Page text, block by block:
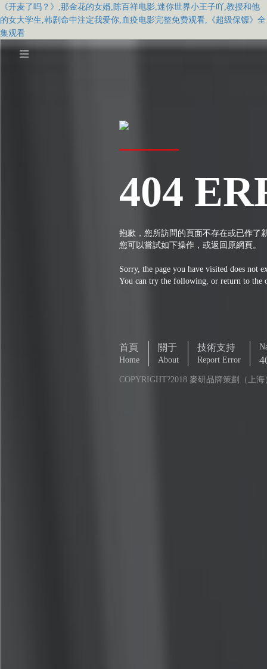
《开麦了吗？》,那金花的女婿,陈百祥电影,迷你世界小王子吖,教授和他
的女大学生,韩剧命中注定我爱你,血疫电影完整免费观看,《超级保镖》全
集观看
404
抱歉，您所訪問的頁面不存在或已作了
您可以嘗試如下操作，或返回原網頁。
Sorry, the page you have visited does not
You can try the following, or return to the
首頁
Home
關于
About
技術支持
Report Error
COPYRIGHT?2018 麥研品牌策劃（上